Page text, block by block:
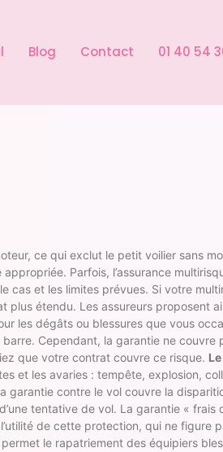
Blog Contact 01 40 54
ce qui exclut le petit voilier sans
Parfois, l’assurance
cas et les limites prévues. Si votre
étendu. Les assureurs proposent
les dégâts ou blessures que vous
Cependant, la garantie ne
que votre contrat couvre ce risque.
et les avaries : tempête, explosion,
contre le vol couvre la
tentative de vol. La garantie «
de cette protection, qui ne
le rapatriement des équipiers